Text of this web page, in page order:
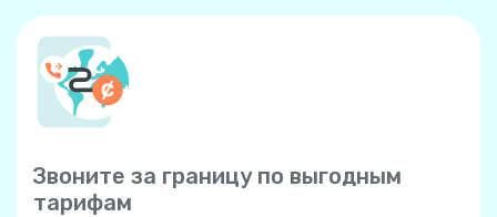
Звоните за границу по выгодным
тарифам